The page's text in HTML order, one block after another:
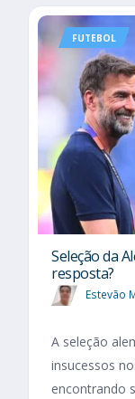
FUTEBOL
Seleção da
resposta?
Estevão
A seleção
insucessos
encontrando